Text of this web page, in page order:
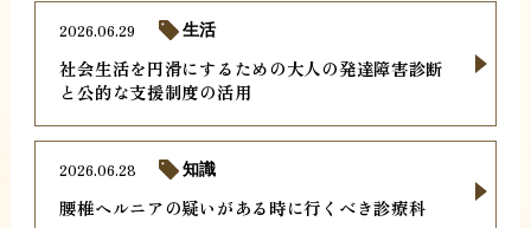
社会生活を円滑にするための大人の発達障害診断
と公的な支援制度の活用
2026.06.29 生活
腰椎ヘルニアの疑いがある時に行くべき診療科
2026.06.28 知識